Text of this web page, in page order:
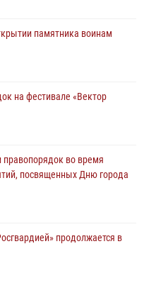
памятника воинам
на фестивале «Вектор
правопорядок во время
посвященных Дню города
продолжается в